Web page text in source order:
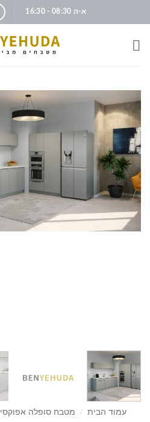
א-ה 08:30 - 16:30
עמוד הבית / מטבח סופלה אפוקסי